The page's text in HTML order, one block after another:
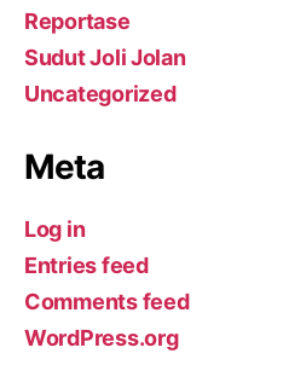
Reportase
Sudut Joli Jolan
Uncategorized
Meta
Log in
Entries feed
Comments feed
WordPress.org